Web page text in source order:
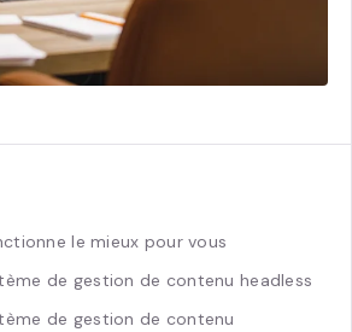
le mieux pour vous
de gestion de contenu headless
de gestion de contenu